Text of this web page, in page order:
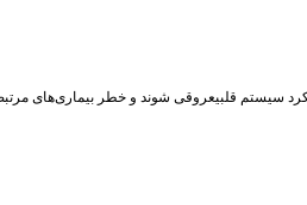
سیستم قلبیعروقی شوند و خطر بیماری‌های